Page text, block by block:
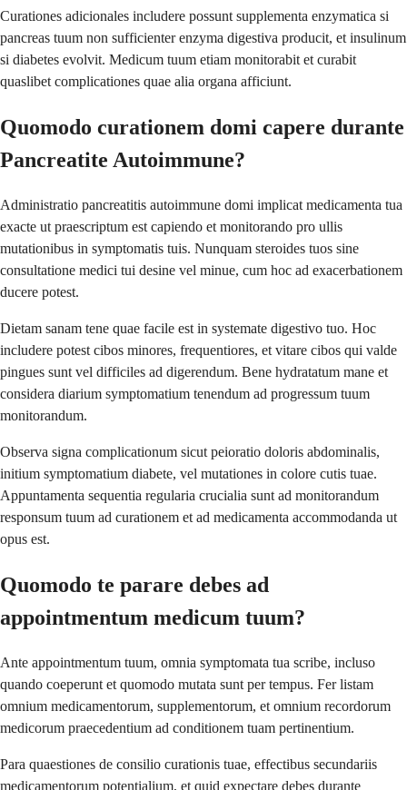
Curationes adicionales includere possunt supplementa enzymatica si
pancreas tuum non sufficienter enzyma digestiva producit, et insulinum
si diabetes evolvit. Medicum tuum etiam monitorabit et curabit
quaslibet complicationes quae alia organa afficiunt.
Quomodo curationem domi capere durante
Pancreatite Autoimmune?
Administratio pancreatitis autoimmune domi implicat medicamenta tua
exacte ut praescriptum est capiendo et monitorando pro ullis
mutationibus in symptomatis tuis. Nunquam steroides tuos sine
consultatione medici tui desine vel minue, cum hoc ad exacerbationem
ducere potest.
Dietam sanam tene quae facile est in systemate digestivo tuo. Hoc
includere potest cibos minores, frequentiores, et vitare cibos qui valde
pingues sunt vel difficiles ad digerendum. Bene hydratatum mane et
considera diarium symptomatium tenendum ad progressum tuum
monitorandum.
Observa signa complicationum sicut peioratio doloris abdominalis,
initium symptomatium diabete, vel mutationes in colore cutis tuae.
Appuntamenta sequentia regularia crucialia sunt ad monitorandum
responsum tuum ad curationem et ad medicamenta accommodanda ut
opus est.
Quomodo te parare debes ad
appointmentum medicum tuum?
Ante appointmentum tuum, omnia symptomata tua scribe, incluso
quando coeperunt et quomodo mutata sunt per tempus. Fer listam
omnium medicamentorum, supplementorum, et omnium recordorum
medicorum praecedentium ad conditionem tuam pertinentium.
Para quaestiones de consilio curationis tuae, effectibus secundariis
medicamentorum potentialium, et quid expectare debes durante